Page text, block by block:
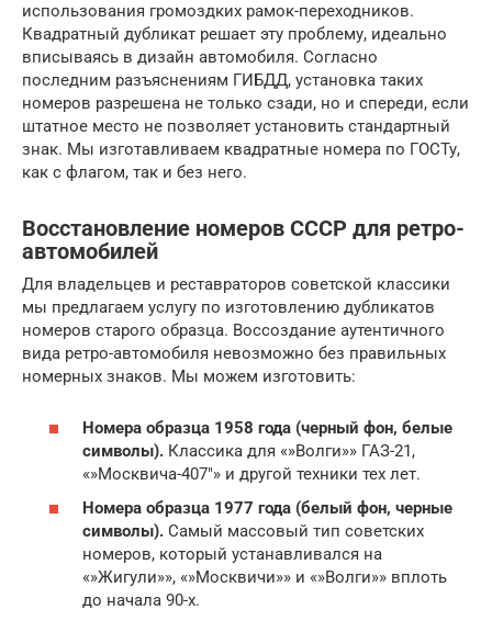
использования громоздких рамок-переходников.
Квадратный дубликат решает эту проблему, идеально
вписываясь в дизайн автомобиля. Согласно
последним разъяснениям ГИБДД, установка таких
номеров разрешена не только сзади, но и спереди, если
штатное место не позволяет установить стандартный
знак. Мы изготавливаем квадратные номера по ГОСТу,
как с флагом, так и без него.
Восстановление номеров СССР для ретро-
автомобилей
Для владельцев и реставраторов советской классики
мы предлагаем услугу по изготовлению дубликатов
номеров старого образца. Воссоздание аутентичного
вида ретро-автомобиля невозможно без правильных
номерных знаков. Мы можем изготовить:
Номера образца 1958 года (черный фон, белые
символы). Классика для «»Волги»» ГАЗ-21,
«»Москвича-407″» и другой техники тех лет.
Номера образца 1977 года (белый фон, черные
символы). Самый массовый тип советских
номеров, который устанавливался на
«»Жигули»», «»Москвичи»» и «»Волги»» вплоть
до начала 90-х.